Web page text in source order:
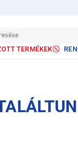
TERMÉKEK